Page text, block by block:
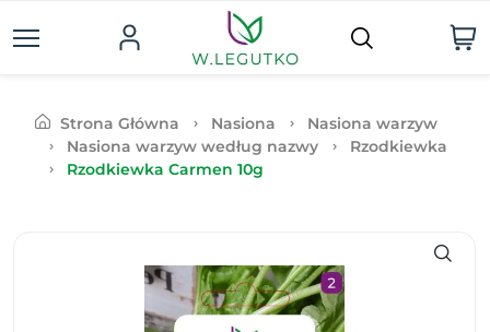
Strona Główna Nasiona
Nasiona warzyw
Nasiona warzyw według nazwy
Rzodkiewka
Rzodkiewka Carmen 10g